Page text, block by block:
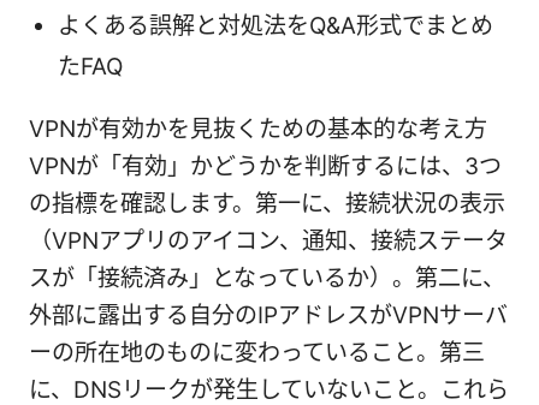
よくある誤解と対処法をQ&A形式でまとめ
たFAQ
VPNが有効かを見抜くための基本的な考え方
VPNが「有効」かどうかを判断するには、3つ
の指標を確認します。第一に、接続状況の表示
（VPNアプリのアイコン、通知、接続ステータ
スが「接続済み」となっているか）。第二に、
外部に露出する自分のIPアドレスがVPNサーバ
ーの所在地のものに変わっていること。第三
に、DNSリークが発生していないこと。これら